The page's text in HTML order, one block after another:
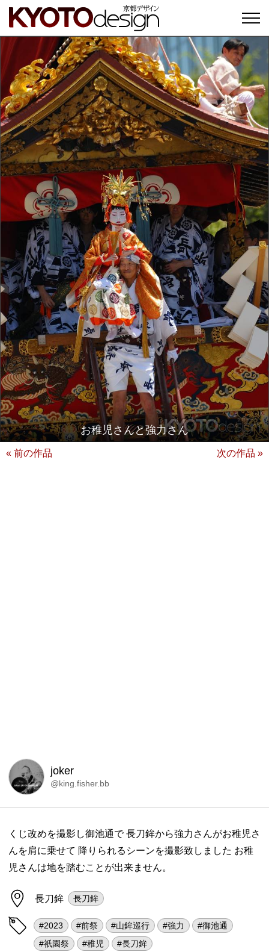
お稚児さんと強力さん
« 前の作品 次の作品 »
joker
@king.fisher.bb
くじ改めを撮影し御池通で 長刀鉾から強力さんがお稚児さ
んを肩に乗せて 降りられるシーンを撮影致しました お稚
児さんは地を踏むことが出来ません。
長刀鉾 長刀鉾
#2023 #前祭 #山鉾巡行 #強力
#御池通
#祇園祭
#稚児 #長刀鉾